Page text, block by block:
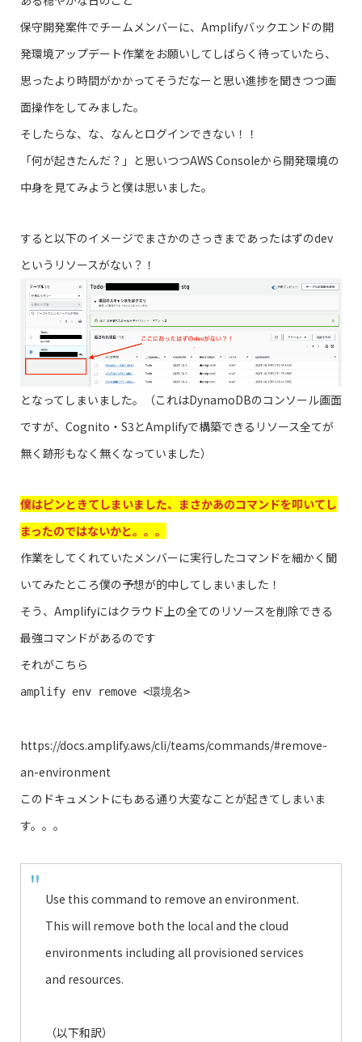
保守開発案件でチームメンバーに、Amplifyバックエンドの開
発環境アップデート作業をお願いしてしばらく待っていたら、
思ったより時間がかかってそうだなーと思い進捗を聞きつつ画
面操作をしてみました。
そしたらな、な、なんとログインできない！！
「何が起きたんだ？」と思いつつAWS Consoleから開発環境の
中身を見てみようと僕は思いました。
すると以下のイメージでまさかのさっきまであったはずのdev
というリソースがない？！
となってしまいました。（これはDynamoDBのコンソール画面
ですが、Cognito・S3とAmplifyで構築できるリソース全てが
無く跡形もなく無くなっていました）
僕はピンときてしまいました、まさかあのコマンドを叩いてし
まったのではないかと。。。
作業をしてくれていたメンバーに実行したコマンドを細かく聞
いてみたところ僕の予想が的中してしまいました！
そう、Amplifyにはクラウド上の全てのリソースを削除できる
最強コマンドがあるのです
それがこちら
amplify env remove <環境名>
https://docs.amplify.aws/cli/teams/commands/#remove-
an-environment
このドキュメントにもある通り大変なことが起きてしまいま
す。。。
Use this command to remove an environment.
This will remove both the local and the cloud
environments including all provisioned services
and resources.
（以下和訳）